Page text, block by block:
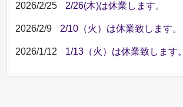
2026/2/25 2/26(木)は休業します。
2026/2/9 2/10（火）は休業致します。
2026/1/12 1/13（火）は休業致します。